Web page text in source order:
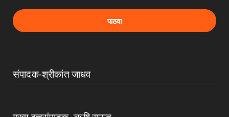
संपादक-श्रीकांत जाधव